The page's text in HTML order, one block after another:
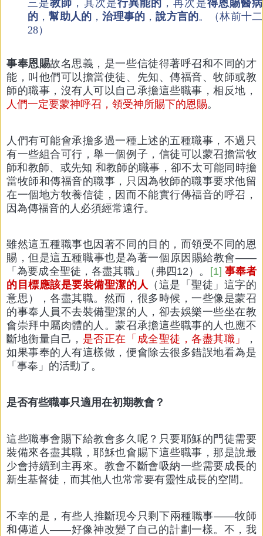
三是教師 ，其次是行異能的 ，再次是得恩賜醫病
的 ，幫助人的 ，治理事的 ，說方言的。（林前十二
28）
事奉恩賜故名思義，是一些信徒得著呼召和不同的才
能，叫他們可以擔當使徒、先知、傳福音、牧師或教
師的職事，沒有人可以自己承擔這些職事，相反地，
人們一定要蒙神呼召，領受神所賜下的恩賜。
人們有可能會承擔多過一種上述的五種職事，不過只
有一些組合可行，舉一個例子，信徒可以蒙召擔當牧
師和教師、或先知 和教師的職事，卻不太可能同時擔
當牧師和傳福音的職事，只因為牧師的職事要求他留
在一個地方牧養信徒，因而不能實行傳福音的呼召，
因為傳福音的人必須經常遠行。
雖然這五種職事也因著不同的目的，而領受不同的恩
賜，但是這五種職事也是為著一個原因賜給教會——
「為要成全聖徒，各盡其職」（弗四12）。
[1] 事奉者
的目標應該是要裝備聖潔的人 （這是「聖徒」這字的
意思），各盡其職。然而，很多時候，一些像是蒙召
的事奉人員不去裝備聖潔的人，卻去娛樂一些坐在教
會崇拜中屬肉體的人。蒙召承擔這些職事的人也應不
斷地衡量自己， 是否正在「成全聖徒，各盡其職」
，
如果事奉的人有這樣做，便會除去很多錯誤地看為是
「事奉」的活動了。
是否有些職事只適用在初期教會？
這些職事會賜下給教會多久呢？只要耶穌的門徒需要
裝備來各盡其職，耶穌也會賜下這些職事，那是說最
少會持續到主再來。教會不斷會吸納一些需要成長的
新生基督徒，而其他人也常常要有靈性成長的空間。
不幸的是，有些人推斷現今只剩下兩種職事——牧師
和傳道人——好像神改變了自己的計劃一樣。不，我